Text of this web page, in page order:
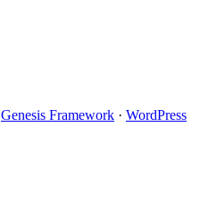
Genesis Framework · WordPress